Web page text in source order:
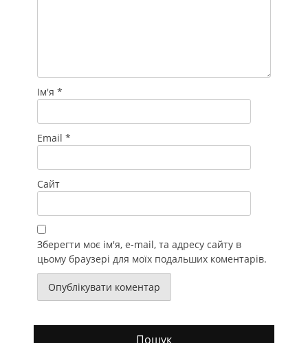
Ім'я *
Email *
Сайт
Зберегти моє ім'я, e-mail, та адресу сайту в
цьому браузері для моїх подальших коментарів.
Пошук